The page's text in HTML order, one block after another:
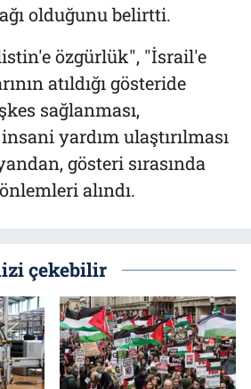
olduğunu belirtti.
özgürlük", "İsrail'e
atıldığı gösteride
sağlanması,
yardım ulaştırılması
gösteri sırasında
alındı.
çekebilir